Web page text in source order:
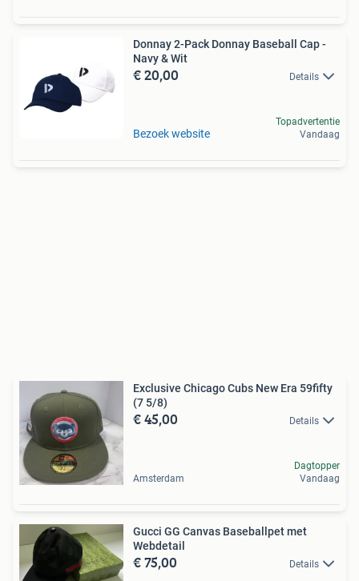
Donnay 2-Pack Donnay Baseball Cap -
Navy & Wit
€ 20,00 Details
Bezoek website
Topadvertentie
Vandaag
Exclusive Chicago Cubs New Era 59fifty
(7 5/8)
€ 45,00 Details
Amsterdam
Dagtopper
Vandaag
Gucci GG Canvas Baseballpet met
Webdetail
€ 75,00 Details